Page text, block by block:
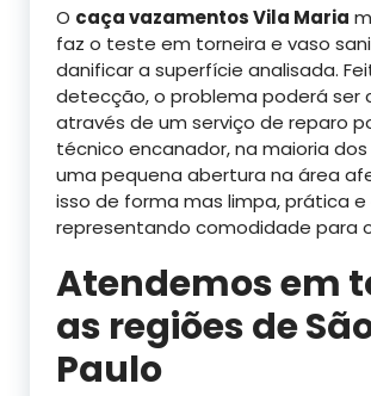
O caça vazamentos Vila Maria
faz o teste em torneira e vaso
danificar a superfície analisada.
detecção, o problema poderá ser
através de um serviço de reparo
técnico encanador, na maioria
uma pequena abertura na área
isso de forma mas limpa, prática
representando comodidade para
Atendemos em
as regiões de
Paulo